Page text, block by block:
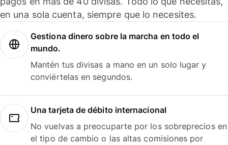
en una sola cuenta, siempre que lo necesites.
Gestiona dinero sobre la marcha en todo el
mundo.
Mantén tus divisas a mano en un solo lugar y
conviértelas en segundos.
Una tarjeta de débito internacional
No vuelvas a preocuparte por los sobreprecios en
el tipo de cambio o las altas comisiones por